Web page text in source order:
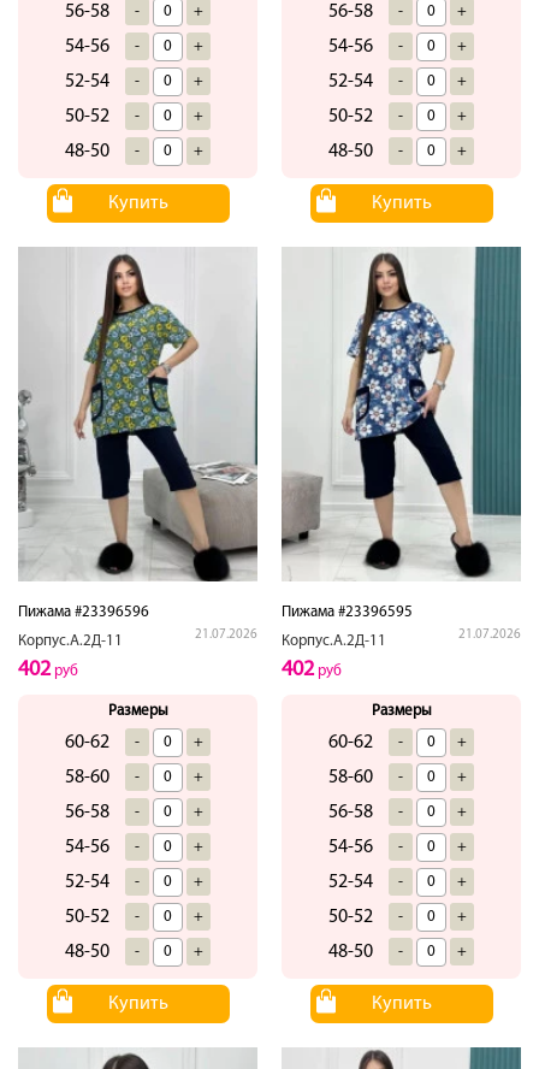
56-58 - +
54-56 - +
52-54 - +
50-52 - +
48-50 - +
Купить
56-58 - +
54-56 - +
52-54 - +
50-52 - +
48-50 - +
Купить
Пижама #23396596
Корпус.А.2Д-11
21.07.2026
402руб
Размеры
60-62 - +
58-60 - +
56-58 - +
54-56 - +
52-54 - +
50-52 - +
48-50 - +
Купить
Пижама #23396595
Корпус.А.2Д-11
21.07.2026
402руб
Размеры
60-62 - +
58-60 - +
56-58 - +
54-56 - +
52-54 - +
50-52 - +
48-50 - +
Купить